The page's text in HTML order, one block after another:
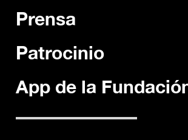
Prensa
Patrocinio
App de la